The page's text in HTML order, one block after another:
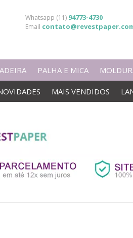
Whatsapp (11) 94773-4730
Email
PALHA E MICA
MAIS VENDIDOS